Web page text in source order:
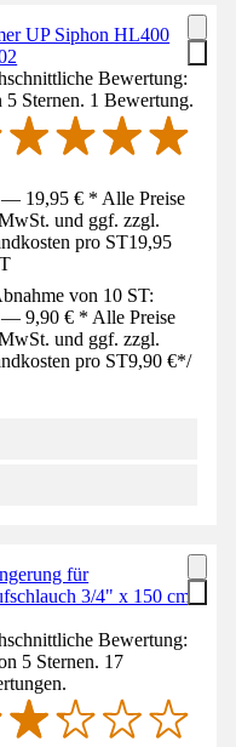
UP Siphon HL400
Bewertung:
5 Sternen. 1 Bewertung.
— 19,95 € * Alle Preise
und ggf. zzgl.
pro ST19,95
von 10 ST:
— 9,90 € * Alle Preise
und ggf. zzgl.
pro ST9,90 €*/
für
3/4" x 150 cm
Bewertung:
5 Sternen. 17